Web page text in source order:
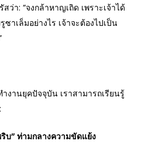
ว่า: “จงกล้าหาญเถิด เพราะเจ้าได้
ซาเล็มอย่างไร เจ้าจะต้องไปเป็น
งานยุคปัจจุบัน เราสามารถเรียนรู้
บ” ท่ามกลางความขัดแย้ง